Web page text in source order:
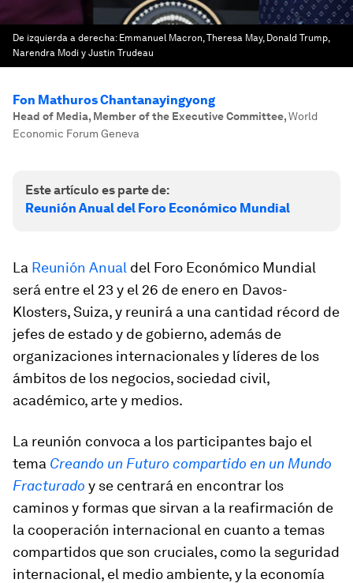
De izquierda a derecha: Emmanuel Macron, Theresa May, Donald Trump,
Narendra Modi y Justin Trudeau
Fon Mathuros Chantanayingyong
Head of Media, Member of the Executive Committee,World
Economic Forum Geneva
Este artículo es parte de:
Reunión Anual del Foro Económico Mundial
La Reunión Anual del Foro Económico Mundial
será entre el 23 y el 26 de enero en Davos-
Klosters, Suiza, y reunirá a una cantidad récord de
jefes de estado y de gobierno, además de
organizaciones internacionales y líderes de los
ámbitos de los negocios, sociedad civil,
académico, arte y medios.
La reunión convoca a los participantes bajo el
tema Creando un Futuro compartido en un Mundo
Fracturado y se centrará en encontrar los
caminos y formas que sirvan a la reafirmación de
la cooperación internacional en cuanto a temas
compartidos que son cruciales, como la seguridad
internacional, el medio ambiente, y la economía